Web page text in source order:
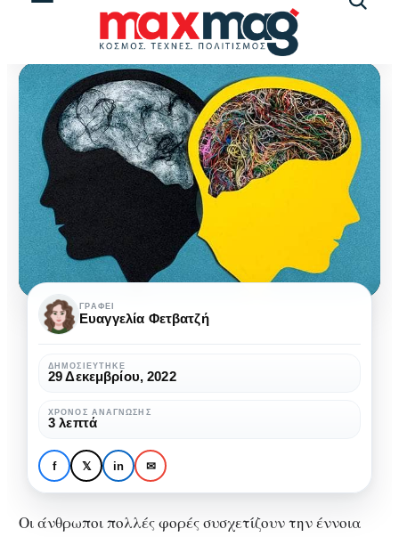
ΚΟΙΝΩΝΙΚΉ ΨΥΧΟΛΟΓΊΑ
Κοινωνιοπάθεια: Σε τι
διαφέρει από την
ψυχοπάθεια
Κοινωνιοπάθεια:
διαφέρει
από
την
ψυχοπάθεια
ΓΡΆΦΕΙ
Ευαγγελία Φετβατζή
ΔΗΜΟΣΙΕΎΤΗΚΕ
29 Δεκεμβρίου, 2022
ΧΡΌΝΟΣ ΑΝΆΓΝΩΣΗΣ
3 λεπτά
f 𝕏 in ✉
Οι άνθρωποι πολλές φορές συσχετίζουν την έννοια